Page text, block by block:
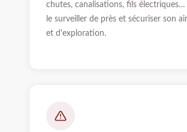
chutes, canalisations, fils
le surveiller de près et sécuriser son
et d'exploration.